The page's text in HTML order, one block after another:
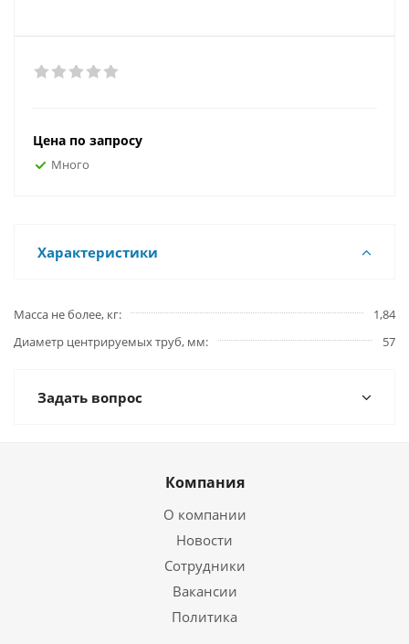
Цена по запросу
Много
Характеристики
Масса не более, кг
1,84
Диаметр центрируемых труб, мм
57
Задать вопрос
Компания
О компании
Новости
Сотрудники
Вакансии
Политика